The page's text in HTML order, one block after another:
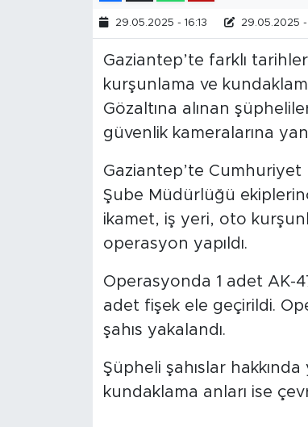
29.05.2025 - 16:13 29.05.2025 -
Gaziantep’te farklı
kurşunlama ve
Gözaltına alınan
güvenlik kameralarına
Gaziantep’te Cumhuriyet
Şube Müdürlüğü
ikamet, iş yeri, oto
operasyon yapıldı.
Operasyonda 1 adet AK-
adet fişek ele geçirildi.
şahıs yakalandı.
Şüpheli şahıslar
kundaklama anları ise